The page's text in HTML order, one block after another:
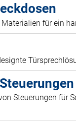
für ein
Steuerungen für